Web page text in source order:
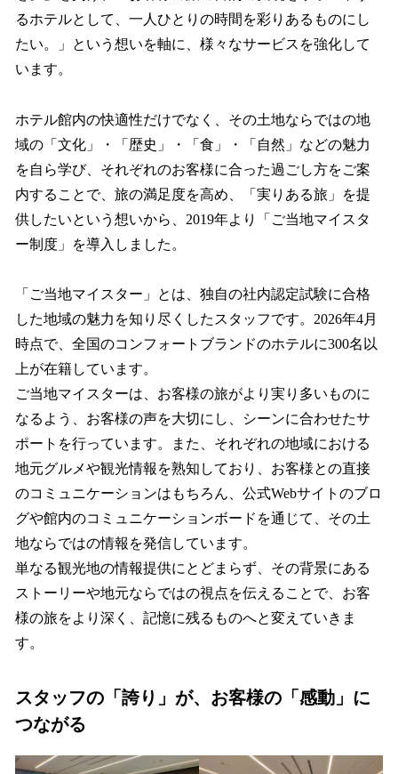
るホテルとして、一人ひとりの時間を彩りあるものにし
たい。」という想いを軸に、様々なサービスを強化して
います。
ホテル館内の快適性だけでなく、その土地ならではの地
域の「文化」・「歴史」・「食」・「自然」などの魅力
を自ら学び、それぞれのお客様に合った過ごし方をご案
内することで、旅の満足度を高め、「実りある旅」を提
供したいという想いから、2019年より「ご当地マイスタ
ー制度」を導入しました。
「ご当地マイスター」とは、独自の社内認定試験に合格
した地域の魅力を知り尽くしたスタッフです。2026年4月
時点で、全国のコンフォートブランドのホテルに300名以
上が在籍しています。
ご当地マイスターは、お客様の旅がより実り多いものに
なるよう、お客様の声を大切にし、シーンに合わせたサ
ポートを行っています。また、それぞれの地域における
地元グルメや観光情報を熟知しており、お客様との直接
のコミュニケーションはもちろん、公式Webサイトのブロ
グや館内のコミュニケーションボードを通じて、その土
地ならではの情報を発信しています。
単なる観光地の情報提供にとどまらず、その背景にある
ストーリーや地元ならではの視点を伝えることで、お客
様の旅をより深く、記憶に残るものへと変えていきま
す。
スタッフの「誇り」が、お客様の「感動」に
つながる